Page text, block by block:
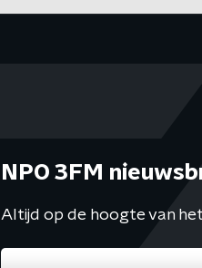
NPO 3FM
Altijd op de hoogte van